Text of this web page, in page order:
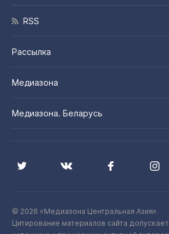
RSS
Рассылка
Медиазона
Медиазона. Беларусь
© 2026 «Медиазона Центральная Азия»
Цитирование материалов сайта